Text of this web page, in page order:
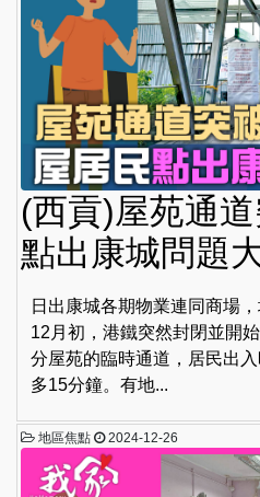
(西貢)屋苑通
點出康城問題
日出康城各期物業連同商場
12月初，港鐵突然封閉並開
分屋苑的臨時通道，居民出
多15分鐘。有地...
地區焦點 2024-12-26